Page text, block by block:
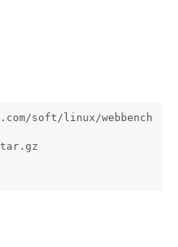
soft/linux/webbench